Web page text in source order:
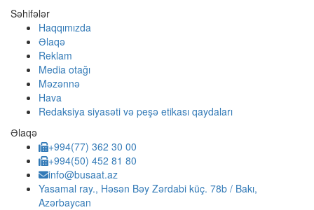
Səhifələr
Haqqımızda
Əlaqə
Reklam
Media otağı
Məzənnə
Hava
Redaksiya siyasəti və peşə etikası qaydaları
Əlaqə
+994(77) 362 30 00
+994(50) 452 81 80
info@busaat.az
Yasamal ray., Həsən Bəy Zərdabi küç. 78b / Bakı,
Azərbaycan